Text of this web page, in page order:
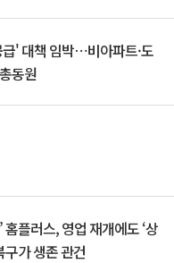
' 대책 임박⋯비아파트·도
동원
홈플러스, 영업 재개에도 ‘상
구가 생존 관건